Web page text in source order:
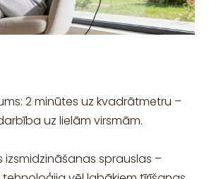
2 minūtes uz kvadrātmetru –
uz lielām virsmām.
izsmidzināšanas sprauslas –